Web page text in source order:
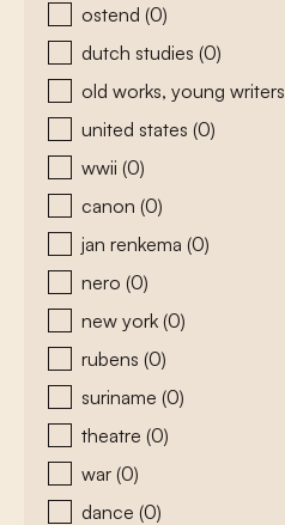
ostend (0)
dutch studies (0)
old works, young writers
united states (0)
wwii (0)
canon (0)
jan renkema (0)
nero (0)
new york (0)
rubens (0)
suriname (0)
theatre (0)
war (0)
dance (0)